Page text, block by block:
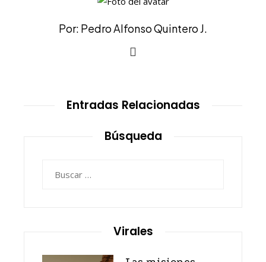
Por: Pedro Alfonso Quintero J.
Entradas Relacionadas
Búsqueda
Virales